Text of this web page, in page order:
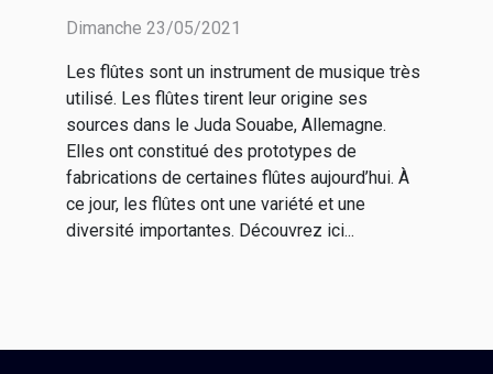
Dimanche 23/05/2021
Les flûtes sont un instrument de musique très
utilisé. Les flûtes tirent leur origine ses
sources dans le Juda Souabe, Allemagne.
Elles ont constitué des prototypes de
fabrications de certaines flûtes aujourd’hui. À
ce jour, les flûtes ont une variété et une
diversité importantes. Découvrez ici...